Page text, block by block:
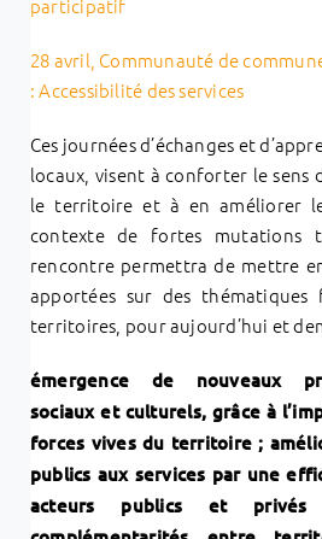
participatif
28 avril, Communauté de
: Accessibilité des services
Ces journées d’échanges et
locaux, visent à conforter le sens
le territoire et à en améliorer
contexte de fortes mutations
rencontre permettra de mettre
apportées sur des thématiques
territoires, pour aujourd’hui et
émergence de nouveaux
sociaux et culturels, grâce à
forces vives du territoire ;
publics aux services par une
acteurs publics et